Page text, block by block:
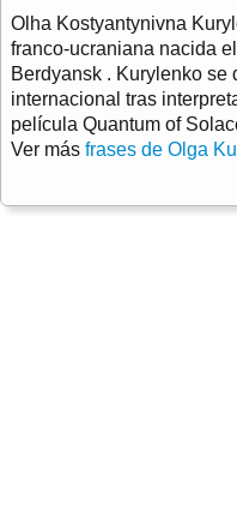
Olha Kostyantynivna
franco-ucraniana nacida
Berdyansk . Kurylenko se
internacional tras
película Quantum of
Ver más frases de Olga